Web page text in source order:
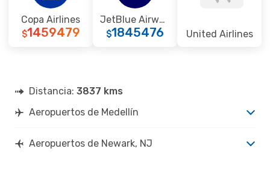
Copa Airlines
1459479
$
JetBlue Airways
1845476
$ United Airlines
Distancia: 3837 kms
Aeropuertos de Medellín
Aeropuertos de Newark, NJ